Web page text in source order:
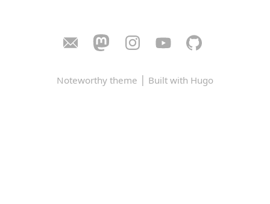
Noteworthy theme | Built with Hugo